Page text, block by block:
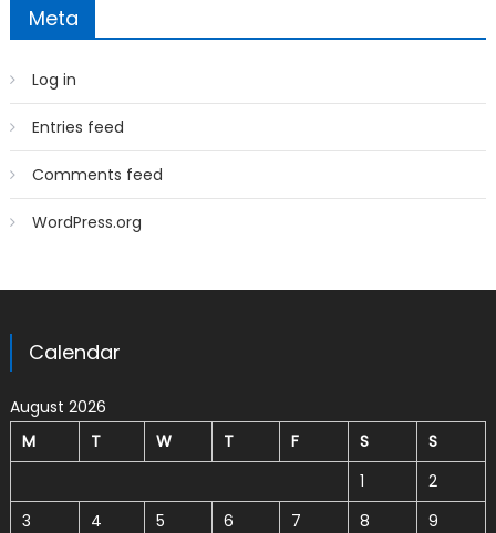
Meta
Log in
Entries feed
Comments feed
WordPress.org
Calendar
August 2026
M
T W T F S
S
1
2
3
4 5 6 7 8
9